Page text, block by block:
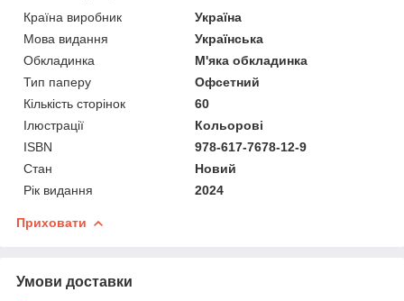
Країна виробник
Україна
Мова видання
Українська
Обкладинка
М'яка обкладинка
Тип паперу
Офсетний
Кількість сторінок
60
Ілюстрації
Кольорові
ISBN
978-617-7678-12-9
Стан
Новий
Рік видання
2024
Приховати
Умови доставки